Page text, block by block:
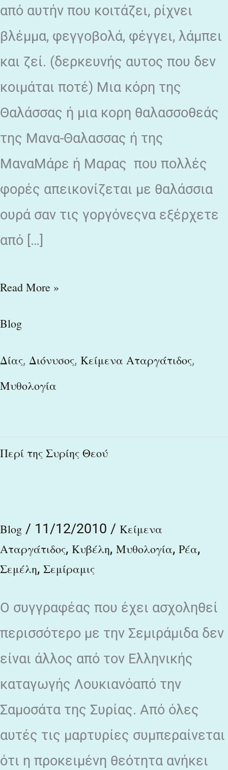
από αυτήν που κοιτάζει, ρίχνει
βλέμμα, φεγγοβολά, φέγγει, λάμπει
και ζεί. (δερκευνής αυτος που δεν
κοιμάται ποτέ) Μια κόρη της
Θαλάσσας ή μια κορη θαλασσοθεάς
της Μανα-Θαλασσας ή της
ΜαναΜάρε ή Μαρας που πολλές
φορές απεικονίζεται με θαλάσσια
ουρά σαν τις γοργόνεςνα εξέρχετε
από […]
Read More »
Blog
Δίας, Διόνυσος, Κείμενα Αταργάτιδος,
Μυθολογία
Περί της Συρίης Θεού
Blog / 11/12/2010 / Κείμενα
Αταργάτιδος, Κυβέλη, Μυθολογία, Ρέα,
Σεμέλη, Σεμίραμις
Ο συγγραφέας που έχει ασχοληθεί
περισσότερο με την Σεμιράμιδα δεν
είναι άλλος από τον Ελληνικής
καταγωγής Λουκιανόαπό την
Σαμοσάτα της Συρίας. Από όλες
αυτές τις μαρτυρίες συμπεραίνεται
ότι η προκειμένη θεότητα ανήκει
Περί